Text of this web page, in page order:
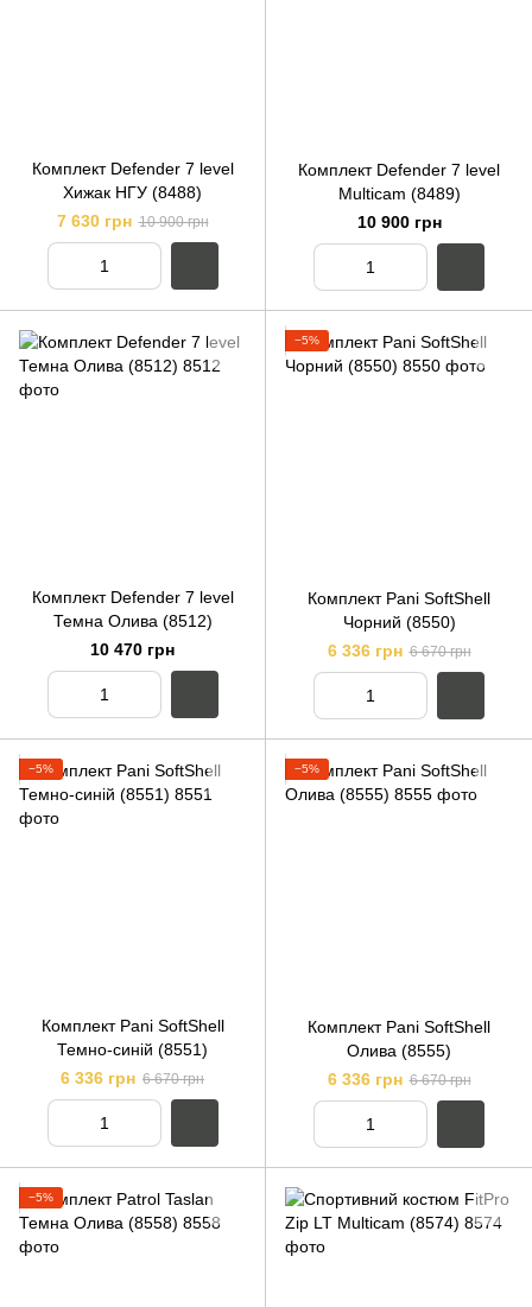
Комплект Defender 7 level
Хижак НГУ (8488)
7 630 грн 10 900 грн
Комплект Defender 7 level
Multicam (8489)
10 900 грн
Комплект Defender 7 level
Темна Олива (8512)
10 470 грн
−5%
Комплект Pani SoftShell
Чорний (8550)
6 336 грн 6 670 грн
−5%
Комплект Pani SoftShell
Темно-синій (8551)
6 336 грн 6 670 грн
−5%
Комплект Pani SoftShell
Олива (8555)
6 336 грн 6 670 грн
−5%